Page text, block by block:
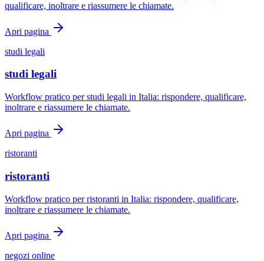
qualificare, inoltrare e riassumere le chiamate.
Apri pagina
studi legali
studi legali
Workflow pratico per studi legali in Italia: rispondere, qualificare,
inoltrare e riassumere le chiamate.
Apri pagina
ristoranti
ristoranti
Workflow pratico per ristoranti in Italia: rispondere, qualificare,
inoltrare e riassumere le chiamate.
Apri pagina
negozi online